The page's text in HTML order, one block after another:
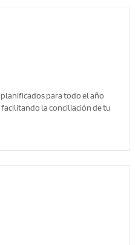
para todo el año
la conciliación de tu